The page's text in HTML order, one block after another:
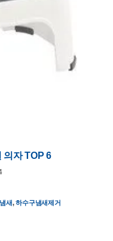
의자 TOP 6
새, 하수구냄새제거